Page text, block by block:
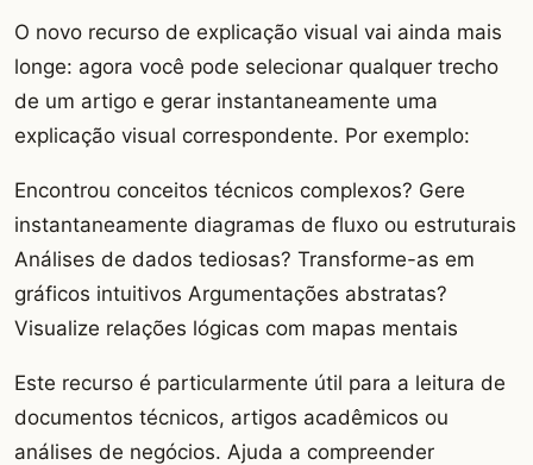
O novo recurso de explicação visual vai ainda mais
longe: agora você pode selecionar qualquer trecho
de um artigo e gerar instantaneamente uma
explicação visual correspondente. Por exemplo:
Encontrou conceitos técnicos complexos? Gere
instantaneamente diagramas de fluxo ou estruturais
Análises de dados tediosas? Transforme-as em
gráficos intuitivos Argumentações abstratas?
Visualize relações lógicas com mapas mentais
Este recurso é particularmente útil para a leitura de
documentos técnicos, artigos acadêmicos ou
análises de negócios. Ajuda a compreender